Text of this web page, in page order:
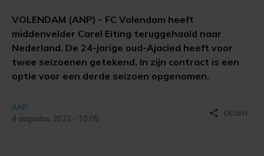
VOLENDAM (ANP) - FC Volendam heeft
middenvelder Carel Eiting teruggehaald naar
Nederland. De 24-jarige oud-Ajacied heeft voor
twee seizoenen getekend. In zijn contract is een
optie voor een derde seizoen opgenomen.
ANP
4 augustus 2022 - 10:05
share DELEN